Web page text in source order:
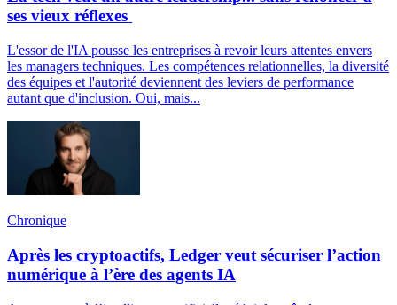
ses vieux réflexes
L'essor de l'IA pousse les entreprises à revoir leurs attentes envers
les managers techniques. Les compétences relationnelles, la diversité
des équipes et l'autorité deviennent des leviers de performance
autant que d'inclusion. Oui, mais...
Chronique
Après les cryptoactifs, Ledger veut sécuriser l’action
numérique à l’ère des agents IA